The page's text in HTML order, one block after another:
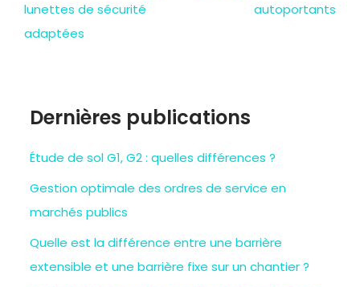
lunettes de sécurité
adaptées
autoportants
Dernières publications
Étude de sol G1, G2 : quelles différences ?
Gestion optimale des ordres de service en
marchés publics
Quelle est la différence entre une barrière
extensible et une barrière fixe sur un chantier ?